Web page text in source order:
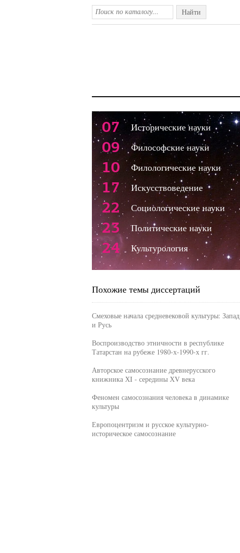
Найти
07 Исторические науки
09 Философские науки
10 Филологические науки
17 Искусствоведение
22 Социологические науки
23 Политические науки
24 Культурология
Похожие темы диссертаций
Смеховые начала средневековой культуры: Запад
и Русь
Воспроизводство этничности в республике
Татарстан на рубеже 1980-х-1990-х гг.
Авторское самосознание древнерусского
книжника ХI - середины ХV века
Феномен самосознания человека в динамике
культуры
Европоцентризм и русское культурно-
историческое самосознание